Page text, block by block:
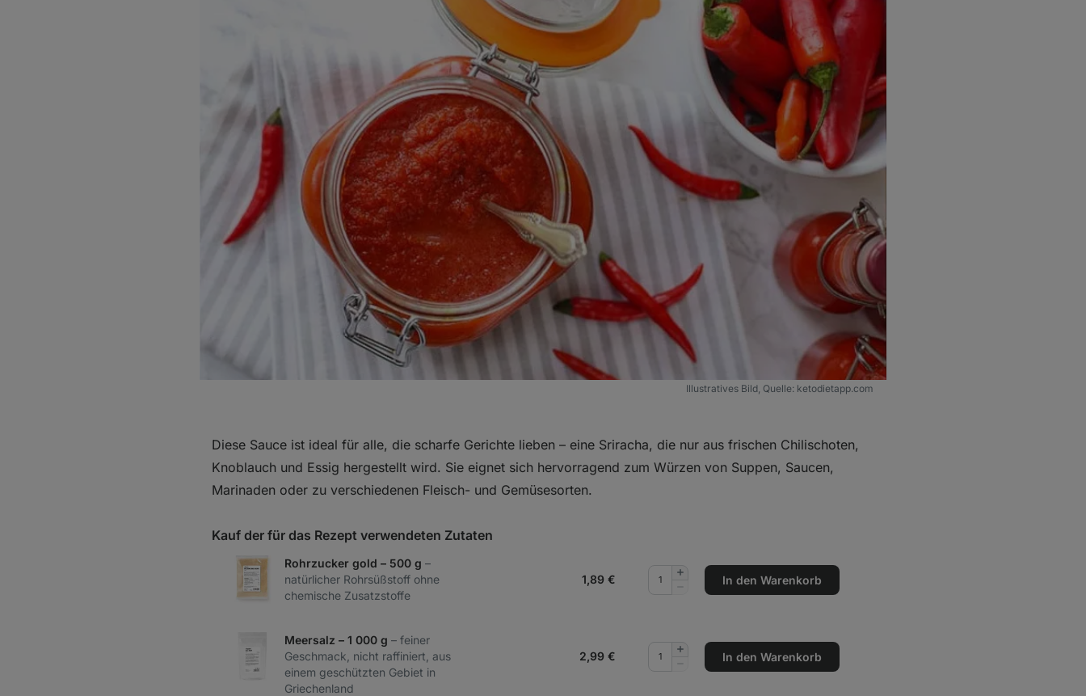
Illustratives Bild, Quelle: ketodietapp.com
Diese Sauce ist ideal für alle, die scharfe Gerichte lieben – eine Sriracha, die nur aus frischen Chilischoten,
Knoblauch und Essig hergestellt wird. Sie eignet sich hervorragend zum Würzen von Suppen, Saucen,
Marinaden oder zu verschiedenen Fleisch- und Gemüsesorten.
Kauf der für das Rezept verwendeten Zutaten
Rohrzucker gold – 500 g –
natürlicher Rohrsüßstoff ohne
chemische Zusatzstoffe
1,89 €
entfernen
Menge
hinzufügenIn den Warenkorb
Meersalz – 1 000 g – feiner
Geschmack, nicht raffiniert, aus
einem geschützten Gebiet in
Griechenland
2,99 €
entfernen
Menge
hinzufügenIn den Warenkorb